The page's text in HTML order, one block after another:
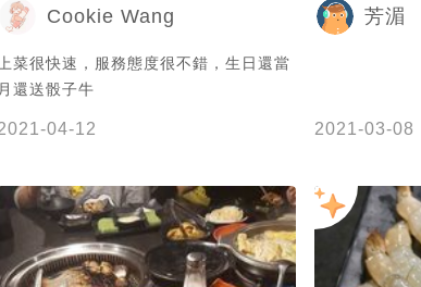
更有層次。 雪花豬肉， 問服務人員是什
才知道， 早知道要多點一些~ 日式麻
， 有抹茶、原味 附沾醬， 還有花生
#popyummy #yummyday #food
手機食先 #手機先食 #吃貨 #嘉義美食地
圖 #嘉義美食推薦 #嘉義美食分享 #嘉義
燒肉 #嘉義炭火燒肉 #嘉義火烤兩吃
iloveeateateat.pixnet.net/blog/post/121475374
Cookie Wang
菜很快速，服務態度很不錯，生日還當
月還送骰子牛
04-12
芳湄
2021-03-08